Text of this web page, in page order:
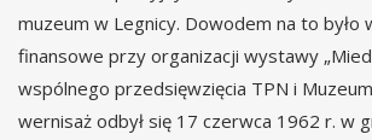
muzeum w Legnicy. Dowodem na to było
finansowe przy organizacji wystawy
wspólnego przedsięwzięcia TPN i
wernisaż odbył się 17 czerwca 1962 r. w